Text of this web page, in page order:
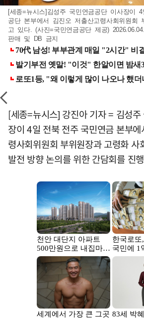
[세종=뉴시스]김성주 국민연금공단 이사장이
공단 본부에서 김진오 저출산고령사회위원회
고 있다. (사진=국민연금공단 제공)
판매 및 DB 금지
[세종=뉴시스] 강진아 기자 = 김성
장이 4일 전북 전주 국민연금 본부
령사회위원회 부위원장과 고령화 사
발전 방향 논의를 위한 간담회를 진